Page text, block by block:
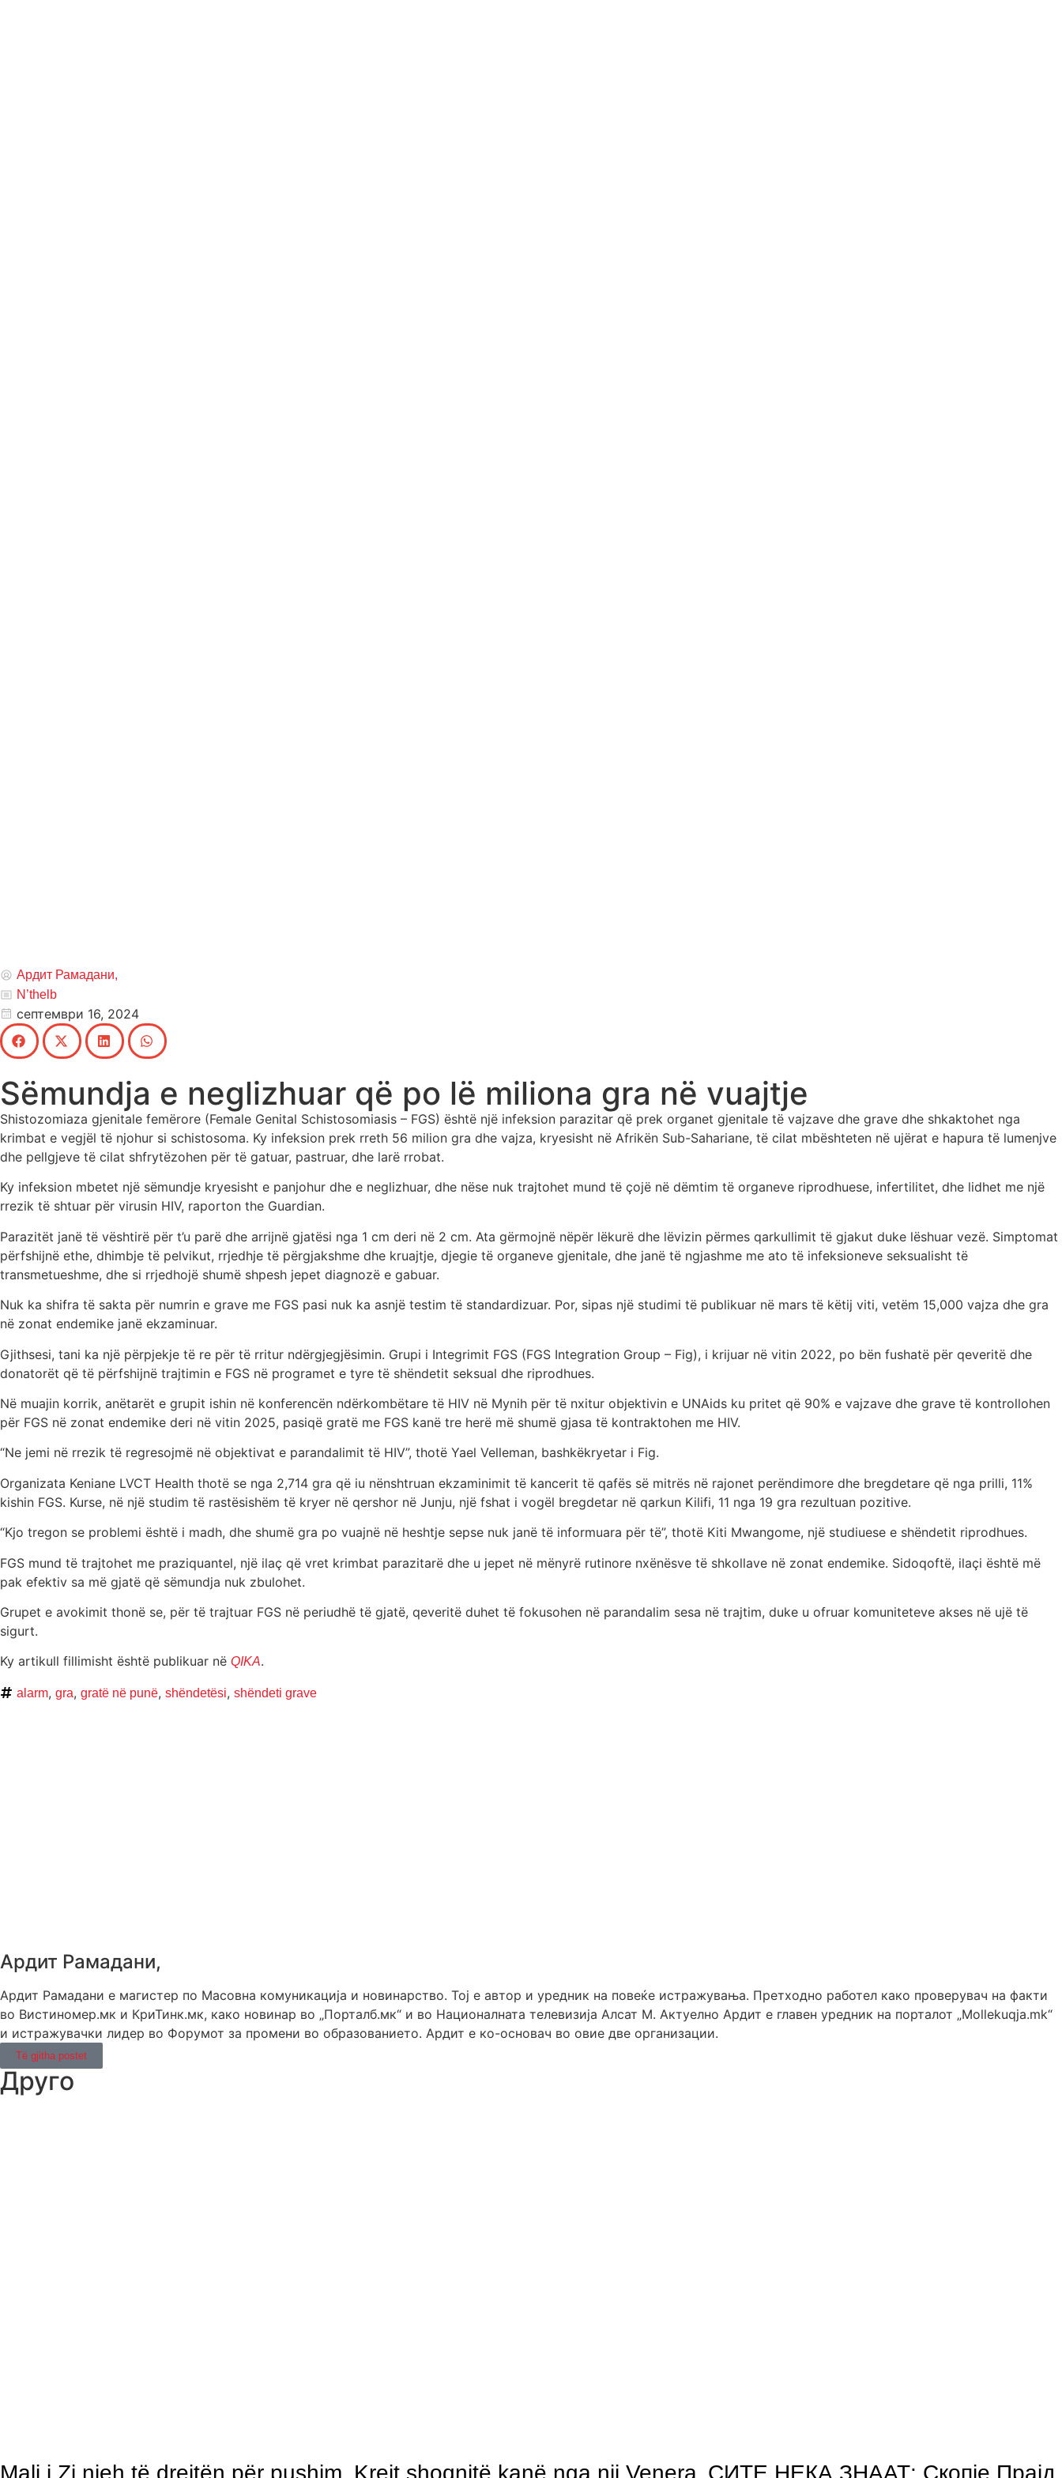
Ардит Рамадани,
N’thelb
септември 16, 2024
Sëmundja e neglizhuar që po lë miliona gra në vuajtje
Shistozomiaza gjenitale femërore (Female Genital Schistosomiasis – FGS) është një infeksion parazitar që prek organet gjenitale të vajzave dhe grave dhe shkaktohet nga
krimbat e vegjël të njohur si schistosoma. Ky infeksion prek rreth 56 milion gra dhe vajza, kryesisht në Afrikën Sub-Sahariane, të cilat mbështeten në ujërat e hapura të lumenjve
dhe pellgjeve të cilat shfrytëzohen për të gatuar, pastruar, dhe larë rrobat.
Ky infeksion mbetet një sëmundje kryesisht e panjohur dhe e neglizhuar, dhe nëse nuk trajtohet mund të çojë në dëmtim të organeve riprodhuese, infertilitet, dhe lidhet me një
rrezik të shtuar për virusin HIV, raporton the Guardian.
Parazitët janë të vështirë për t’u parë dhe arrijnë gjatësi nga 1 cm deri në 2 cm. Ata gërmojnë nëpër lëkurë dhe lëvizin përmes qarkullimit të gjakut duke lëshuar vezë. Simptomat
përfshijnë ethe, dhimbje të pelvikut, rrjedhje të përgjakshme dhe kruajtje, djegie të organeve gjenitale, dhe janë të ngjashme me ato të infeksioneve seksualisht të
transmetueshme, dhe si rrjedhojë shumë shpesh jepet diagnozë e gabuar.
Nuk ka shifra të sakta për numrin e grave me FGS pasi nuk ka asnjë testim të standardizuar. Por, sipas një studimi të publikuar në mars të këtij viti, vetëm 15,000 vajza dhe gra
në zonat endemike janë ekzaminuar.
Gjithsesi, tani ka një përpjekje të re për të rritur ndërgjegjësimin. Grupi i Integrimit FGS (FGS Integration Group – Fig), i krijuar në vitin 2022, po bën fushatë për qeveritë dhe
donatorët që të përfshijnë trajtimin e FGS në programet e tyre të shëndetit seksual dhe riprodhues.
Në muajin korrik, anëtarët e grupit ishin në konferencën ndërkombëtare të HIV në Mynih për të nxitur objektivin e UNAids ku pritet që 90% e vajzave dhe grave të kontrollohen
për FGS në zonat endemike deri në vitin 2025, pasiqë gratë me FGS kanë tre herë më shumë gjasa të kontraktohen me HIV.
“Ne jemi në rrezik të regresojmë në objektivat e parandalimit të HIV”, thotë Yael Velleman, bashkëkryetar i Fig.
Organizata Keniane LVCT Health thotë se nga 2,714 gra që iu nënshtruan ekzaminimit të kancerit të qafës së mitrës në rajonet perëndimore dhe bregdetare që nga prilli, 11%
kishin FGS. Kurse, në një studim të rastësishëm të kryer në qershor në Junju, një fshat i vogël bregdetar në qarkun Kilifi, 11 nga 19 gra rezultuan pozitive.
“Kjo tregon se problemi është i madh, dhe shumë gra po vuajnë në heshtje sepse nuk janë të informuara për të”, thotë Kiti Mwangome, një studiuese e shëndetit riprodhues.
FGS mund të trajtohet me praziquantel, një ilaç që vret krimbat parazitarë dhe u jepet në mënyrë rutinore nxënësve të shkollave në zonat endemike. Sidoqoftë, ilaçi është më
pak efektiv sa më gjatë që sëmundja nuk zbulohet.
Grupet e avokimit thonë se, për të trajtuar FGS në periudhë të gjatë, qeveritë duhet të fokusohen në parandalim sesa në trajtim, duke u ofruar komuniteteve akses në ujë të
sigurt.
Ky artikull fillimisht është publikuar në QIKA.
alarm, gra, gratë në punë, shëndetësi, shëndeti grave
Ардит Рамадани,
Ардит Рамадани е магистер по Масовна комуникација и новинарство. Тој е автор и уредник на повеќе истражувања. Претходно работел како проверувач на факти
во Вистиномер.мк и КриТинк.мк, како новинар во „Порталб.мк“ и во Националната телевизија Алсат М. Актуелно Ардит е главен уредник на порталот „Mollekuqja.mk“
и истражувачки лидер во Форумот за промени во образованието. Ардит е ко-основач во овие две организации.
Të gjitha postet
Друго
Mali i Zi njeh të drejtën për pushim Krejt shoqnitë kanë nga nji Venera СИТЕ НЕКА ЗНААТ: Скопје Прајд